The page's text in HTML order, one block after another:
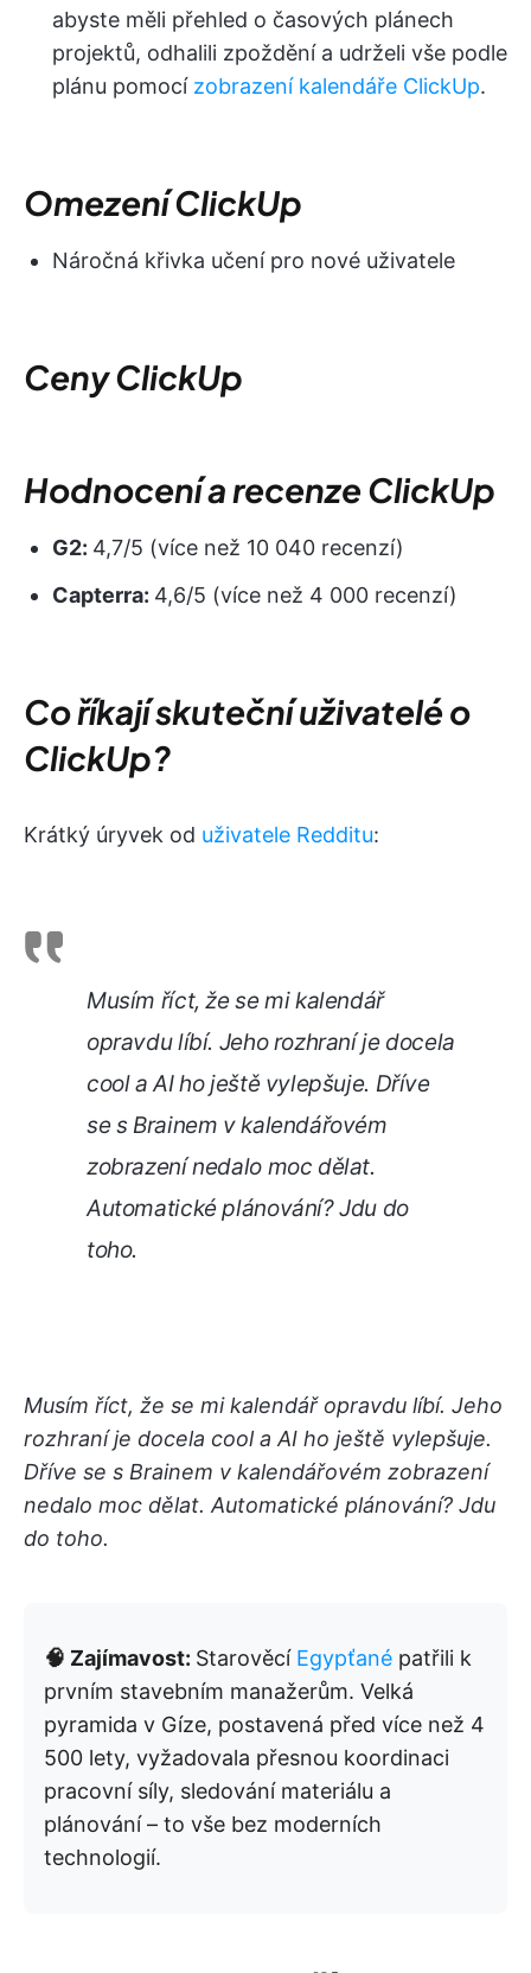
abyste měli přehled o časových plánech
projektů, odhalili zpoždění a udrželi vše podle
plánu pomocí zobrazení kalendáře ClickUp.
Omezení ClickUp
Náročná křivka učení pro nové uživatele
Ceny ClickUp
Hodnocení a recenze ClickUp
G2: 4,7/5 (více než 10 040 recenzí)
Capterra: 4,6/5 (více než 4 000 recenzí)
Co říkají skuteční uživatelé o
ClickUp?
Krátký úryvek od uživatele Redditu:
Musím říct, že se mi kalendář
opravdu líbí. Jeho rozhraní je docela
cool a AI ho ještě vylepšuje. Dříve
se s Brainem v kalendářovém
zobrazení nedalo moc dělat.
Automatické plánování? Jdu do
toho.
Musím říct, že se mi kalendář opravdu líbí. Jeho
rozhraní je docela cool a AI ho ještě vylepšuje.
Dříve se s Brainem v kalendářovém zobrazení
nedalo moc dělat. Automatické plánování? Jdu
do toho.
🧠 Zajímavost: Starověcí Egypťané patřili k
prvním stavebním manažerům. Velká
pyramida v Gíze, postavená před více než 4
500 lety, vyžadovala přesnou koordinaci
pracovní síly, sledování materiálu a
plánování – to vše bez moderních
technologií.